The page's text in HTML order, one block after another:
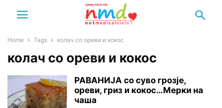
Home Tags колач со ореви и кокос
колач со ореви и кокос
РАВАНИЈА со суво грозје,
ореви, гриз и кокос…Мерки на
чаша